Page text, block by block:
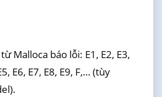
Malloca báo lỗi: E1, E2, E3,
E6, E7, E8, E9, F,… (tùy